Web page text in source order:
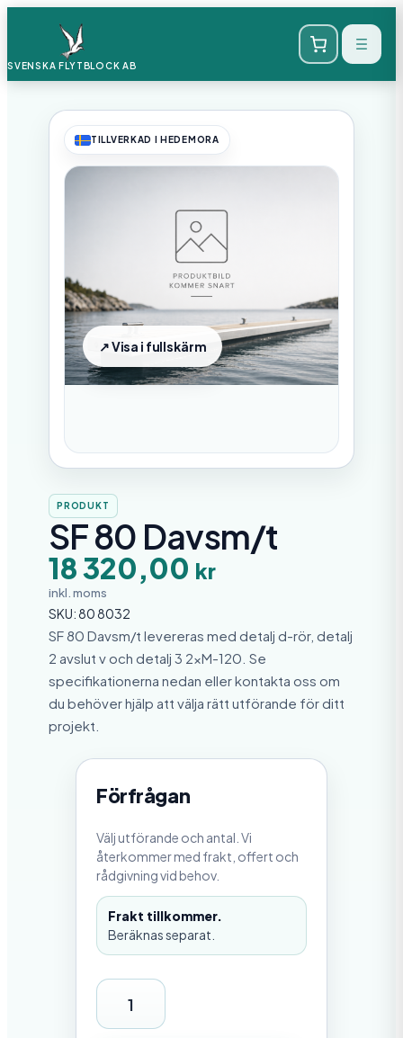
SVENSKA FLYTBLOCK AB
TILLVERKAD I HEDEMORA
PRODUKT
SF 80 Davsm/t
18 320,00 kr
inkl. moms
SKU:80 8032
SF 80 Davsm/t levereras med detalj d-rör, detalj
2 avslut v och detalj 3 2xM-120. Se
specifikationerna nedan eller kontakta oss om
du behöver hjälp att välja rätt utförande för ditt
projekt.
Förfrågan
Välj utförande och antal. Vi
återkommer med frakt, offert och
rådgivning vid behov.
Frakt tillkommer.
Beräknas separat.
S
F